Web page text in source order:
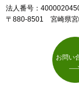
法人番号：
〒880-8501 宮崎県宮
お問い